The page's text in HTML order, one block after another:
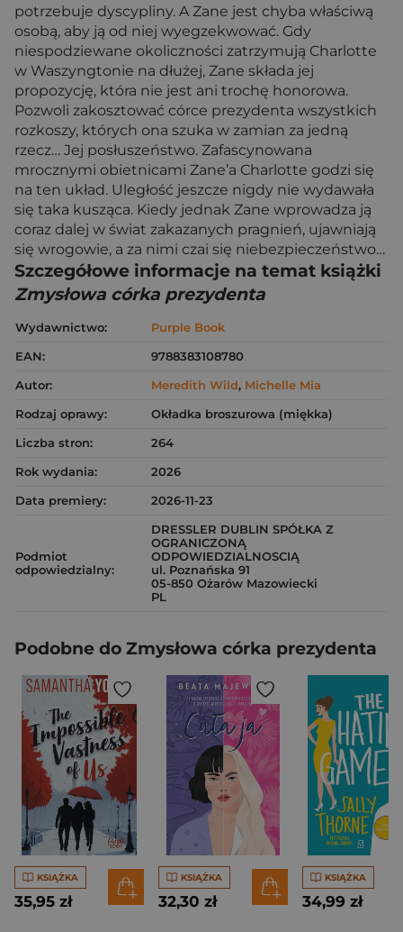
potrzebuje dyscypliny. A Zane jest chyba właściwą
osobą, aby ją od niej wyegzekwować. Gdy
niespodziewane okoliczności zatrzymują Charlotte
w Waszyngtonie na dłużej, Zane składa jej
propozycję, która nie jest ani trochę honorowa.
Pozwoli zakosztować córce prezydenta wszystkich
rozkoszy, których ona szuka w zamian za jedną
rzecz… Jej posłuszeństwo. Zafascynowana
mrocznymi obietnicami Zane’a Charlotte godzi się
na ten układ. Uległość jeszcze nigdy nie wydawała
się taka kusząca. Kiedy jednak Zane wprowadza ją
coraz dalej w świat zakazanych pragnień, ujawniają
się wrogowie, a za nimi czai się niebezpieczeństwo…
Szczegółowe informacje na temat książki
Zmysłowa córka prezydenta
Wydawnictwo:
Purple Book
EAN:
9788383108780
Autor:
Meredith Wild, Michelle Mia
Rodzaj oprawy:
Okładka broszurowa (miękka)
Liczba stron:
264
Rok wydania:
2026
Data premiery:
2026-11-23
Podmiot
odpowiedzialny:
DRESSLER DUBLIN SPÓŁKA Z
OGRANICZONĄ
ODPOWIEDZIALNOSCIĄ
ul. Poznańska 91
05-850 Ożarów Mazowiecki
PL
Podobne do Zmysłowa córka prezydenta
KSIĄŻKA
35,95 zł
KSIĄŻKA
32,30 zł
KSIĄŻKA
34,99 zł